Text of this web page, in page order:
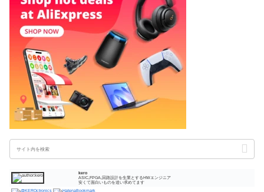
kero
ASIC,FPGA,回路設計を生業とするHWエンジニア
安くて面白いものを追い求めてます